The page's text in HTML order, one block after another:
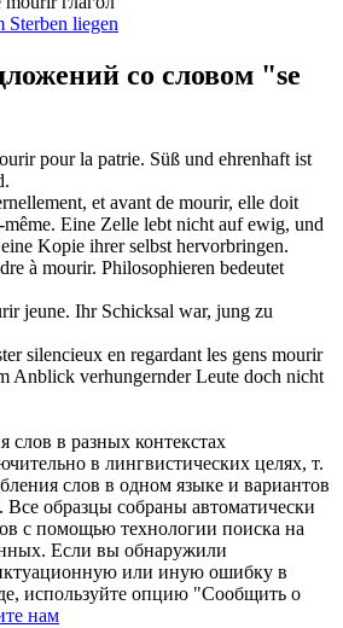
Sterben liegen
со словом "se
pour la patrie. Süß und ehrenhaft ist
et avant de mourir, elle doit
Eine Zelle lebt nicht auf ewig, und
eine Kopie ihrer selbst hervorbringen.
à mourir. Philosophieren bedeutet
jeune. Ihr Schicksal war, jung zu
silencieux en regardant les gens mourir
Anblick verhungernder Leute doch nicht
в разных контекстах
в лингвистических целях, т.
слов в одном языке и вариантов
Все образцы собраны автоматически
с помощью технологии поиска на
Если вы обнаружили
или иную ошибку в
используйте опцию "Сообщить о
нам